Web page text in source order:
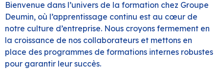
Bienvenue dans l’univers de la formation chez Groupe
Deumin, où l’apprentissage continu est au cœur de
notre culture d’entreprise. Nous croyons fermement en
la croissance de nos collaborateurs et mettons en
place des programmes de formations internes robustes
pour garantir leur succès.